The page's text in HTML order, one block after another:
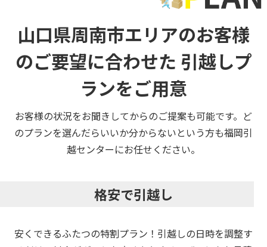
山口県周南市エリアのお客様
のご要望に合わせた 引越しプ
ランをご用意
お客様の状況をお聞きしてからのご提案も可能です。ど
のプランを選んだらいいか分からないという方も福岡引
越センターにお任せください。
格安で引越し
安くできるふたつの特割プラン！引越しの日時を調整す